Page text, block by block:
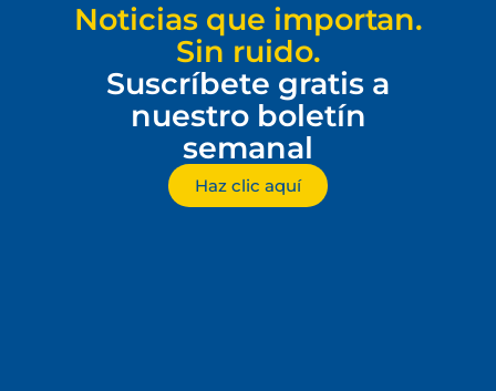
Noticias que importan.
Sin ruido.
Suscríbete gratis a
nuestro boletín
semanal
Haz clic aquí